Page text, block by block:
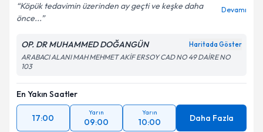
Köpük tedavimin üzerinden ay geçti ve keşke daha
önce...
Devamı
OP. DR MUHAMMED DOĞANGÜN Haritada Göster
ARABACI ALANI MAH MEHMET AKİF ERSOY CAD NO 49 DAİRE NO
103
En Yakın Saatler
17:00
Yarın
09:00
Yarın
10:00 Daha Fazla